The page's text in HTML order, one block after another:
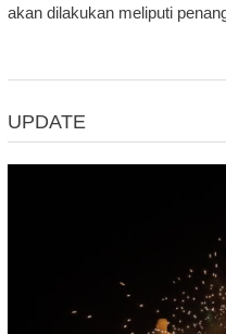
akan dilakukan meliputi
UPDATE